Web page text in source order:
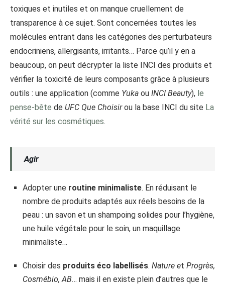
toxiques et inutiles et on manque cruellement de
transparence à ce sujet. Sont concernées toutes les
molécules entrant dans les catégories des perturbateurs
endocriniens, allergisants, irritants… Parce qu’il y en a
beaucoup, on peut décrypter la liste INCI des produits et
vérifier la toxicité de leurs composants grâce à plusieurs
outils : une application (comme Yuka ou INCI Beauty), le
pense-bête de UFC Que Choisirou la base INCI du site La
vérité sur les cosmétiques.
Agir
Adopter une routine minimaliste. En réduisant le
nombre de produits adaptés aux réels besoins de la
peau : un savon et un shampoing solides pour l’hygiène,
une huile végétale pour le soin, un maquillage
minimaliste…
Choisir des produits éco labellisés. Nature et Progrès,
Cosmébio, AB… mais il en existe plein d’autres que le